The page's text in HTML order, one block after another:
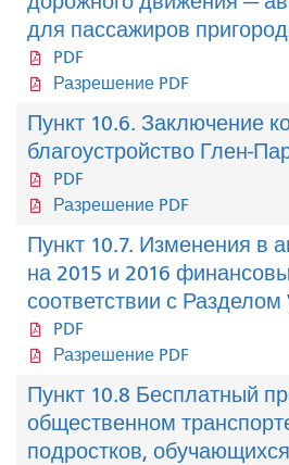
для пассажиров
PDF
Разрешение PDF
Пункт 10.6. Заключение
благоустройство Глен-
PDF
Разрешение PDF
Пункт 10.7. Изменения в
на 2015 и 2016
соответствии с Разделом
PDF
Разрешение PDF
Пункт 10.8 Бесплатный
общественном
подростков,